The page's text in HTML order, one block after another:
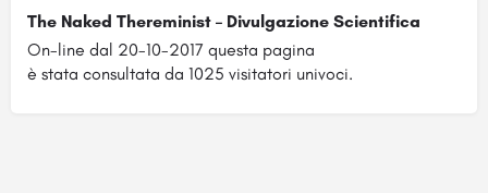
The Naked Thereminist – Divulgazione Scientifica
On-line dal 20-10-2017 questa pagina
è stata consultata da 1025 visitatori univoci.